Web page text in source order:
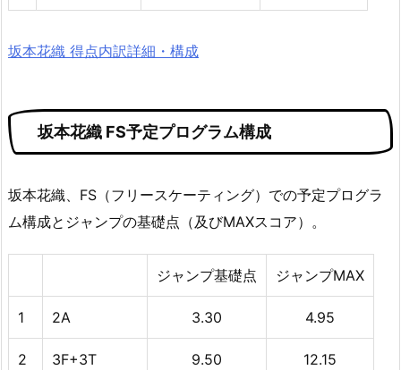
坂本花織 得点内訳詳細・構成
坂本花織 FS予定プログラム構成
坂本花織、FS（フリースケーティング）での予定プログラ
ム構成とジャンプの基礎点（及びMAXスコア）。
ジャンプ基礎点 ジャンプMAX
1 2A 3.30 4.95
2 3F+3T 9.50 12.15